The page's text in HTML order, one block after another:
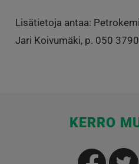
Lisätietoja antaa:
Jari Koivumäki, p. 050
KERRO